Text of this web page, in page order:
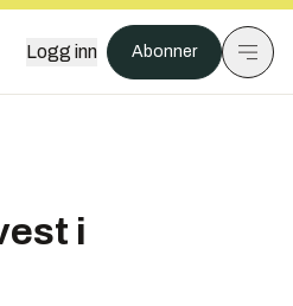
Logg inn Abonner
i